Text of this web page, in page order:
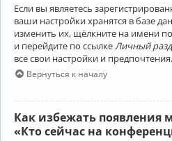
Если вы являетесь
ваши настройки хранятся в базе
изменить их, щёлкните на имени
и перейдите по ссылке Личный
все свои настройки и предпочтения.
Вернуться к началу
Как избежать появления
«Кто сейчас на